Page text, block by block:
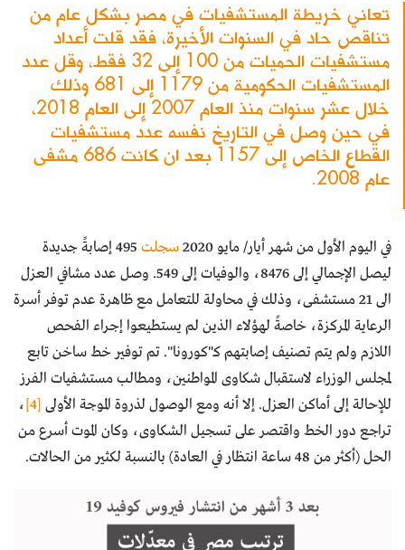
تعاني خريطة المستشفيات في مصر بشكل عام من
تناقص حاد في السنوات الأخيرة، فقد قلت أعداد
مستشفيات الحميات من 100 إلى 32 فقط، وقل عدد
المستشفيات الحكومية من 1179 إلى 681 وذلك
خلال عشر سنوات منذ العام 2007 إلى العام 2018،
في حين وصل في التاريخ نفسه عدد مستشفيات
القطاع الخاص إلى 1157 بعد ان كانت 686 مشفى
عام 2008.
في اليوم الأول من شهر أيار/ مايو 2020 سجلت
495 إصابةً جديدة
ليصل الإجمالي إلى 8476، والوفيات إلى 549. وصل عدد مشافي العزل
الى 21 مستشفى، وذلك في محاولة للتعامل مع ظاهرة عدم توفر أسرة
الرعاية المركزة، خاصةً لهؤلاء الذين لم يستطيعوا إجراء الفحص
اللازم ولم يتم تصنيف إصابتهم كـ"كورونا". تم توفير خط ساخن تابع
لمجلس الوزراء لاستقبال شكاوى المواطنين، ومطالب مستشفيات الفرز
للإحالة إلى أماكن العزل. إلا أنه ومع الوصول لذروة الموجة الأولى [4]
،
تراجع دور الخط واقتصر على تسجيل الشكاوى، وكان الموت أسرع من
الحل (أكثر من 48 ساعة انتظار في العادة) بالنسبة لكثير من الحالات.